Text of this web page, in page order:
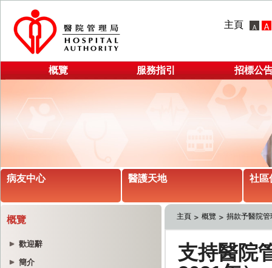
主頁
概覽 服務指引 招標公
病友中心 醫護天地 社區
概覽
歡迎辭
簡介
主頁 概覽 捐款予醫院管